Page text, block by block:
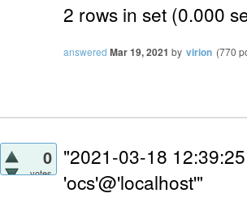
2 rows in set (0.000
answered Mar 19, 2021 by virion (770
0
votes
"2021-03-18
'ocs'@'localhost'"